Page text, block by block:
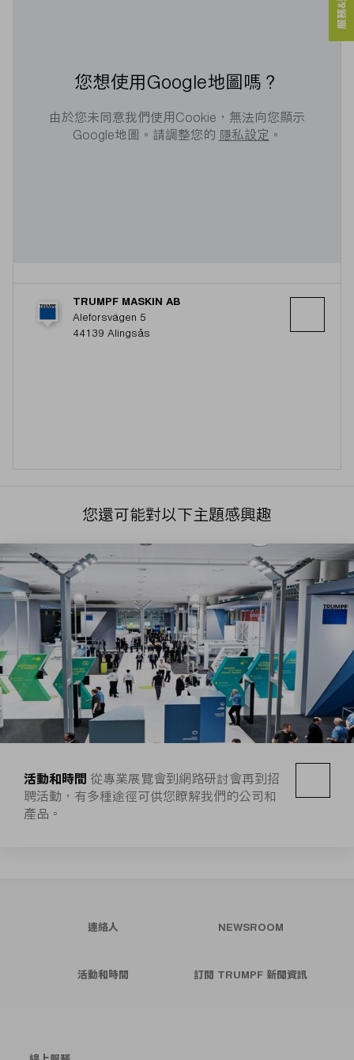
您想使用Google地圖嗎？
由於您未同意我們使用Cookie，無法向您顯示
Google地圖。請調整您的 隱私設定 。
TRUMPF MASKIN AB
Aleforsvägen 5
44139 Alingsås
您還可能對以下主題感興趣
活動和時間 從專業展覽會到網路研討會再到招
聘活動，有多種途徑可供您瞭解我們的公司和
產品。
連絡人 NEWSROOM
活動和時間 訂閱 TRUMPF 新聞資訊